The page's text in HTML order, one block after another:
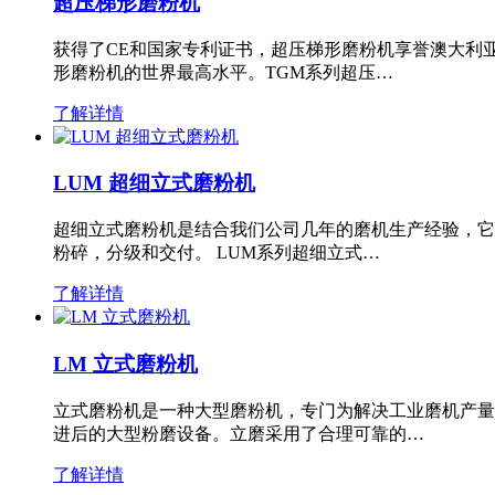
获得了CE和国家专利证书，超压梯形磨粉机享誉澳大
形磨粉机的世界最高水平。TGM系列超压…
了解详情
LUM 超细立式磨粉机
超细立式磨粉机是结合我们公司几年的磨机生产经验，
粉碎，分级和交付。 LUM系列超细立式…
了解详情
LM 立式磨粉机
立式磨粉机是一种大型磨粉机，专门为解决工业磨机产
进后的大型粉磨设备。立磨采用了合理可靠的…
了解详情